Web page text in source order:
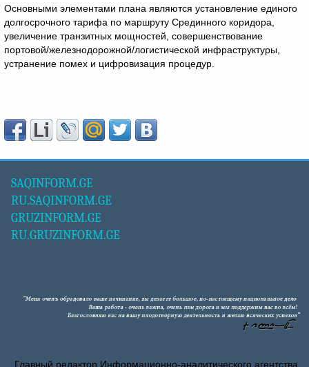
Основными элементами плана являются установление единого
долгосрочного тарифа по маршруту Срединного коридора,
увеличение транзитных мощностей, совершенствование
портовой/железнодорожной/логистической инфраструктуры,
устранение помех и цифровизация процедур.
SAQINFORM.GE
RU.SAQINFORM.GE
GRUZINFORM.GE
RU.GRUZINFORM.GE
Главный редактор Информационно-аналитического агентства